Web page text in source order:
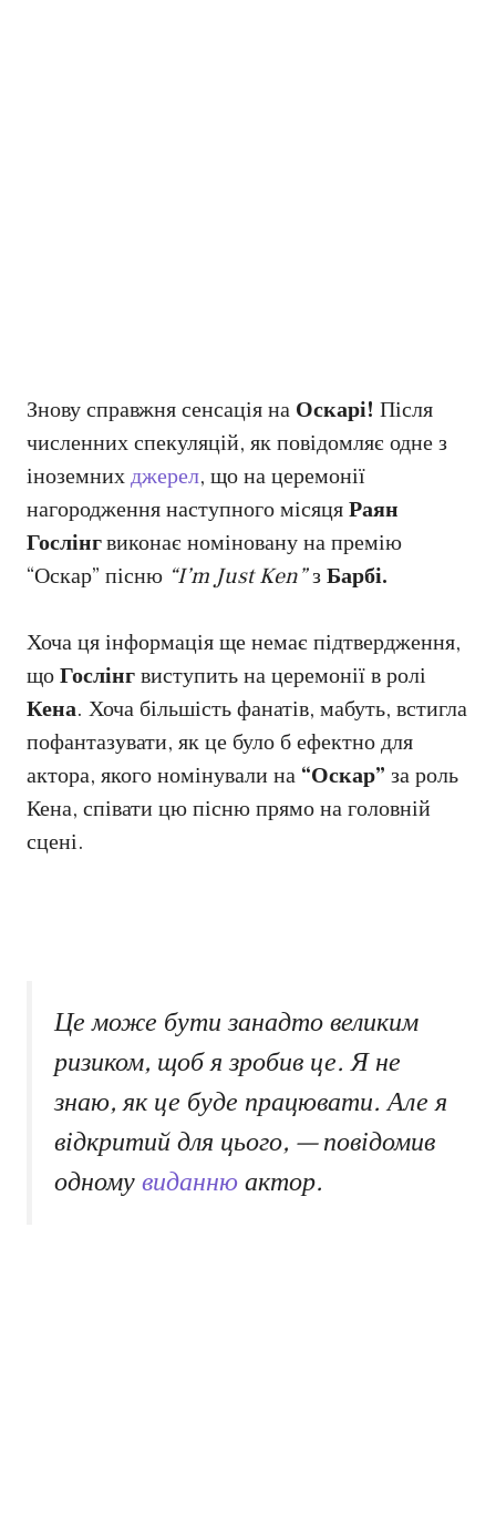
Знову справжня сенсація на Оскарі! Після
численних спекуляцій, як повідомляє одне з
іноземнихджерел, що на церемонії
нагородження наступного місяцяРаян
Гослінгвиконає номіновану на премію
“Оскар” пісню “I’m Just Ken”зБарбі.
Хоча ця інформація ще немає підтвердження,
щоГослінгвиступить на церемонії в ролі
Кена. Хоча більшість фанатів, мабуть, встигла
пофантазувати, як це було б ефектно для
актора, якого номінували на “Оскар” за роль
Кена, співати цю пісню прямо на головній
сцені.
Це може бути занадто великим
ризиком, щоб я зробив це. Я не
знаю, як це буде працювати. Але я
відкритий для цього, — повідомив
одномувиданнюактор.